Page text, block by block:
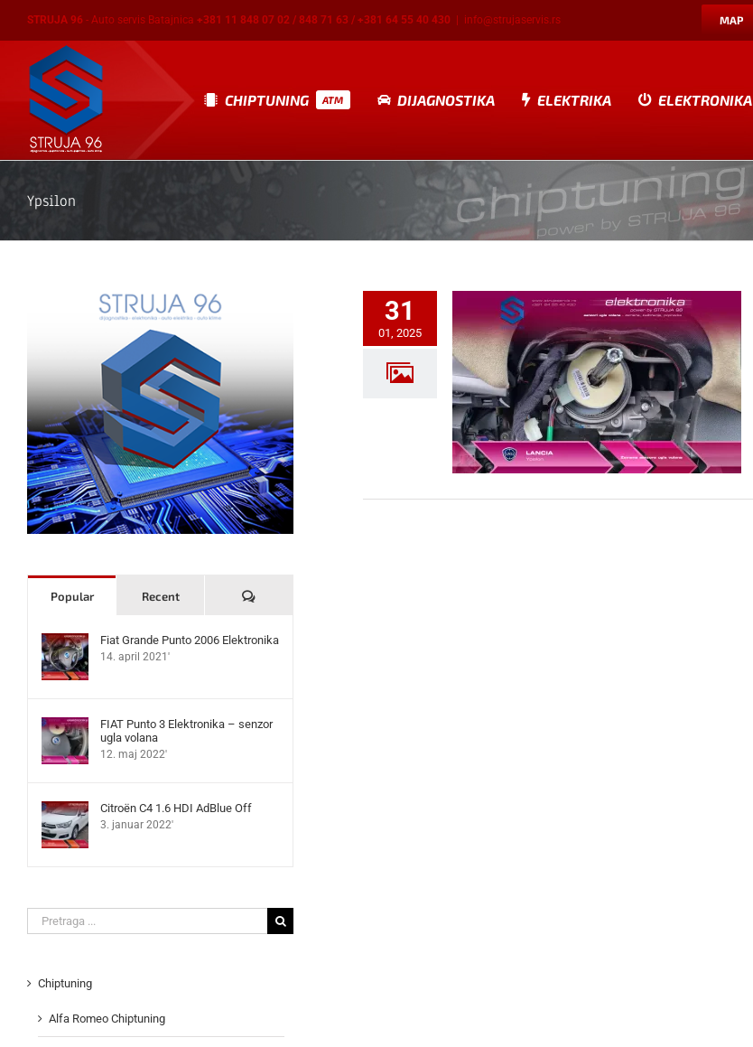
content
STRUJA 96 - Auto servis Batajnica +381 11 848 07 02 / 848 71 63 / +381 64 55 40 430 info@strujaservis.rs MAP
CHIPTUNING ATM DIJAGNOSTIKA ELEKTRIKA ELEKTRONIKA
Ypsilon
31
01, 2025
Lancia Ypsilon Elektronika – Zamena
Popular Recent Komentari
Fiat Grande Punto 2006 Elektronika
14. april 2021'
FIAT Punto 3 Elektronika – senzor
ugla volana
12. maj 2022'
Citroën C4 1.6 HDI AdBlue Off
3. januar 2022'
Search
for:
Chiptuning
Alfa Romeo Chiptuning